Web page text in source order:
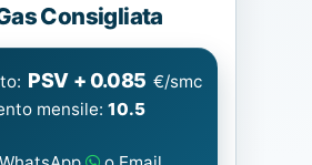
Consigliata
PSV + 0.085 €/smc
mensile: 10.5